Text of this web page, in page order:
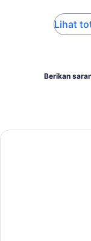
Lihat
Berikan